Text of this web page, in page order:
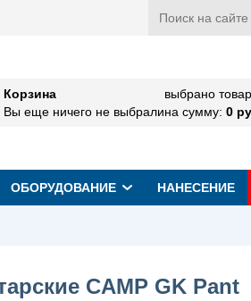
Корзина
Вы еще ничего не выбрали
выбрано
на сумму: 0
ОБОРУДОВАНИЕ НАНЕСЕНИЕ
CAMP GK Pant